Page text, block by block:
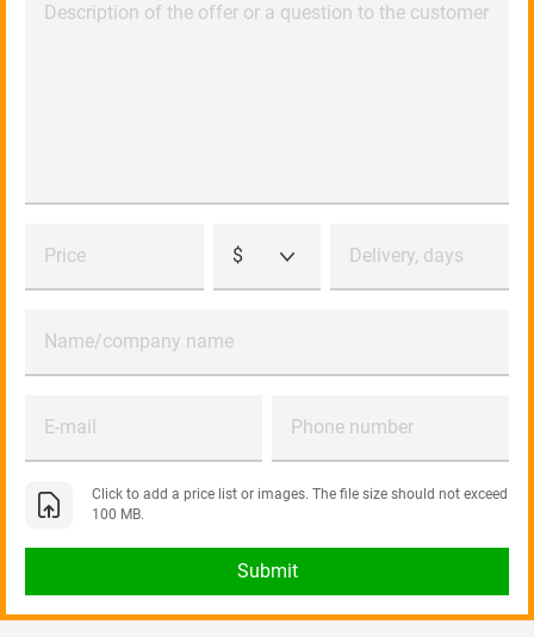
Description of the offer or a question to the customer
Price $ Delivery, days
Name/company name
E-mail Phone number
Click to add a price list or images. The file size should not exceed
100 MB.
Submit